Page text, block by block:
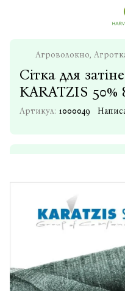
Агроволокно,
Сітка для
KARATZIS 50%
Артикул: 1000049